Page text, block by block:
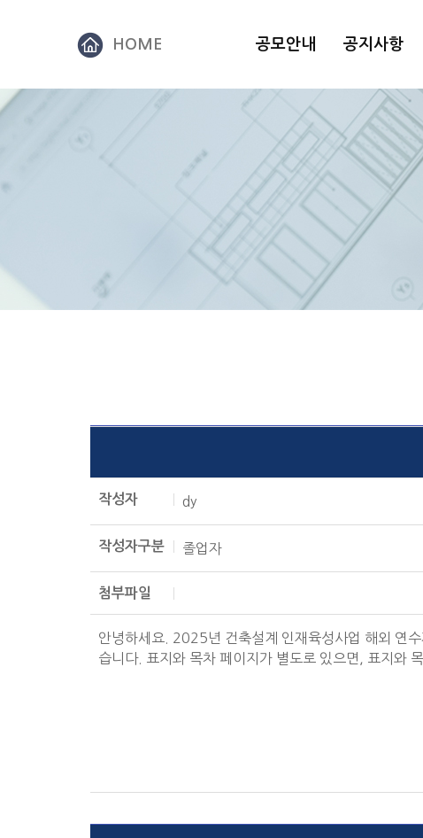
HOME 공모안내 공지사항
작성자 dy
작성자구분 졸업자
첨부파일
안녕하세요. 2025년 건축설계 인재육성사업 해외 연
습니다. 표지와 목차 페이지가 별도로 있으면, 표지와